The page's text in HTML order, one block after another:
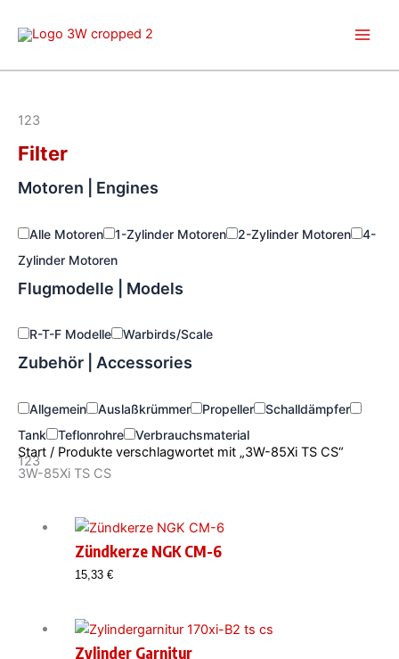
Inhalt
123
Filter
Motoren | Engines
Alle Motoren 1-Zylinder Motoren 2-Zylinder Motoren
4-
Zylinder Motoren
Flugmodelle | Models
R-T-F Modelle Warbirds/Scale
Zubehör | Accessories
Allgemein Auslaßkrümmer Propeller
Schalldämpfer
Tank
Teflonrohre Verbrauchsmaterial
123
Start / Produkte verschlagwortet mit „3W-85Xi TS CS“
3W-85Xi TS CS
Zündkerze NGK CM-6
15,33 €
Zylinder Garnitur